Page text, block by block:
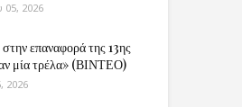
05, 2026
επαναφορά της 13ης
μία τρέλα» (ΒΙΝΤΕΟ)
2026